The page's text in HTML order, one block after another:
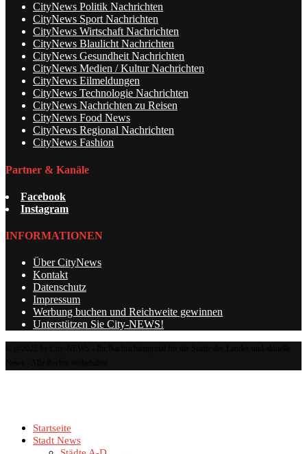
CityNews Politik Nachrichten
CityNews Sport Nachrichten
CityNews Wirtschaft Nachrichten
CityNews Blaulicht Nachrichten
CityNews Gesundheit Nachrichten
CityNews Medien / Kultur Nachrichten
CityNews Eilmeldungen
CityNews Technologie Nachrichten
CityNews Nachrichten zu Reisen
CityNews Food News
CityNews Regional Nachrichten
CityNews Fashion
Partner & Kanäle
Facebook
Instagram
INFORMATIONEN
Über CityNews
Kontakt
Datenschutz
Impressum
Werbung buchen und Reichweite gewinnen
Unterstützen Sie City-NEWS!
Startseite
Stadt News